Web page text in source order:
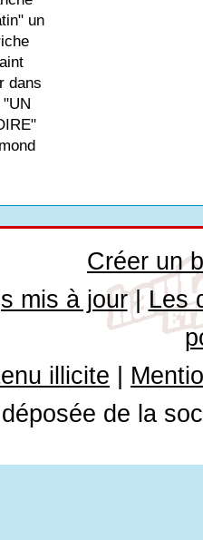
un
dans
Créer un
mis à jour| Les
illicite
de la